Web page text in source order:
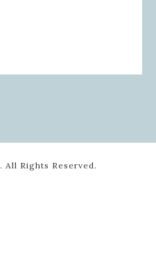
. All Rights Reserved.